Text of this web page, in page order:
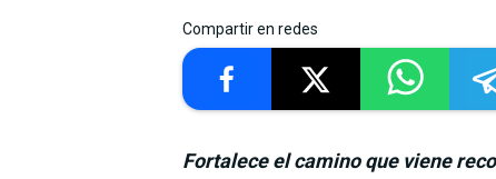
Compartir en redes
Fortalece el camino que viene